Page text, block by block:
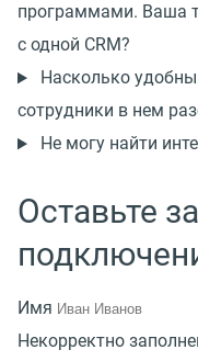
программами. Ваша
с одной CRM?
Насколько
сотрудники в нем
Не могу найти
Оставьте
Имя
Некорректно